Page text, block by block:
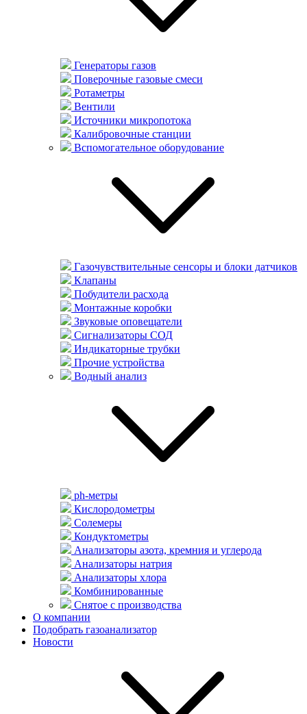
Генераторы газов
Поверочные газовые смеси
Ротаметры
Вентили
Источники микропотока
Калибровочные станции
Вспомогательное оборудование
Газочувствительные сенсоры и блоки датчиков
Клапаны
Побудители расхода
Монтажные коробки
Звуковые оповещатели
Сигнализаторы СОД
Индикаторные трубки
Прочие устройства
Водный анализ
ph-метры
Кислородометры
Солемеры
Кондуктометры
Анализаторы азота, кремния и углерода
Анализаторы натрия
Анализаторы хлора
Комбинированные
Снятое с производства
О компании
Подобрать газоанализатор
Новости